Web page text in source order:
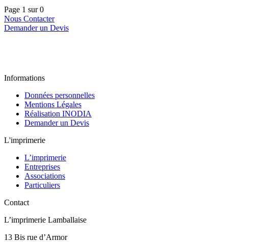
Page 1 sur 0
Nous Contacter
Demander un Devis
Informations
Données personnelles
Mentions Légales
Réalisation INODIA
Demander un Devis
L'imprimerie
L’imprimerie
Entreprises
Associations
Particuliers
Contact
L’imprimerie Lamballaise
13 Bis rue d’Armor